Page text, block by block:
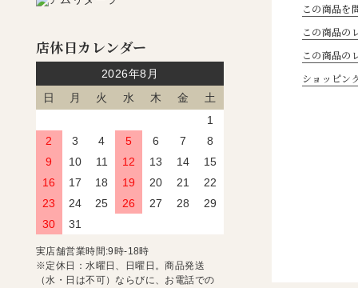
この商品を
この商品の
この商品の
ショッピン
店休日カレンダー
2026年8月
日
月 火 水 木 金
土
1
2
3 4 5 6 7
8
9
10 11 12 13 14
15
16
17 18 19 20 21
22
23
24 25 26 27 28
29
30
31
実店舗営業時間:9時-18時
※定休日：水曜日、日曜日。商品発送
（水・日は不可）ならびに、お電話での